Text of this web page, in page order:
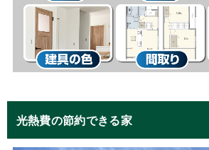
光熱費の節約できる家